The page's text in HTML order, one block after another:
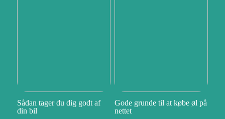
Sådan tager du dig godt af
din bil
Gode grunde til at købe øl på
nettet